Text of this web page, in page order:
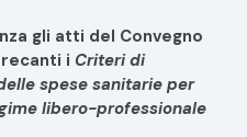
gli atti del Convegno
recanti i Criteri di
spese sanitarie per
libero-professionale